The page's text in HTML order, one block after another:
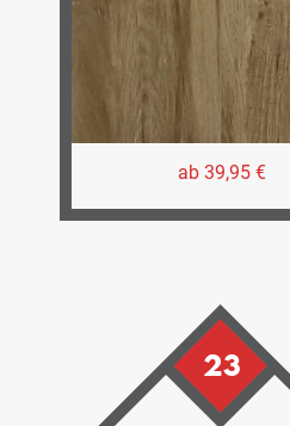
ab 39,95 €
23